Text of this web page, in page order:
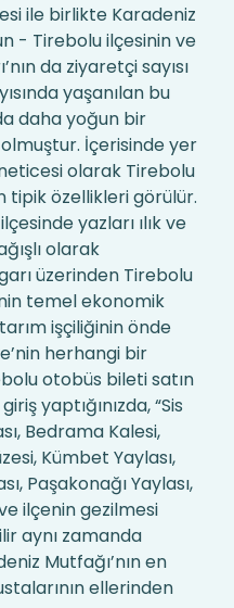
ile birlikte Karadeniz
- Tirebolu ilçesinin ve
da ziyaretçi sayısı
yaşanılan bu
daha yoğun bir
İçerisinde yer
olarak Tirebolu
tipik özellikleri görülür.
yazları ılık ve
olarak
üzerinden Tirebolu
temel ekonomik
işçiliğinin önde
herhangi bir
otobüs bileti satın
yaptığınızda, “Sis
Bedrama Kalesi,
Kümbet Yaylası,
Paşakonağı Yaylası,
ilçenin gezilmesi
aynı zamanda
Mutfağı’nın en
ellerinden